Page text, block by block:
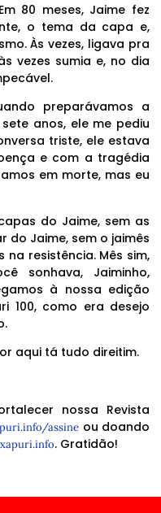
80 meses, Jaime fez
o tema da capa e,
Às vezes, ligava pra
vezes sumia e, no dia
preparávamos a
anos, ele me pediu
triste, ele estava
e com a tragédia
em morte, mas eu
do Jaime, sem as
do Jaime, sem o jaimês
resistência. Mês sim,
sonhava, Jaiminho,
à nossa edição
100, como era desejo
aqui tá tudo direitim.
nossa Revista
assine ou doando
. Gratidão!